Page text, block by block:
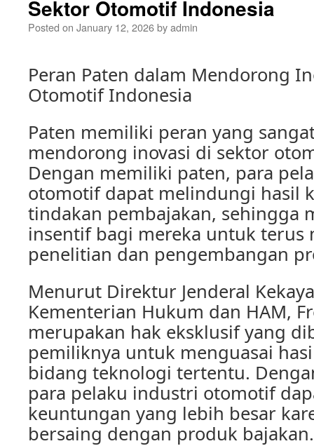
Sektor Otomotif Indonesia
Posted on January 12, 2026byadmin
Peran Paten dalam Mendorong
Otomotif Indonesia
Paten memiliki peran yang
mendorong inovasi di sektor
Dengan memiliki paten, para
otomotif dapat melindungi hasil
tindakan pembajakan, sehingga
insentif bagi mereka untuk terus
penelitian dan pengembangan
Menurut Direktur Jenderal
Kementerian Hukum dan HAM,
merupakan hak eksklusif yang
pemiliknya untuk menguasai
bidang teknologi tertentu.
para pelaku industri otomotif
keuntungan yang lebih besar
bersaing dengan produk